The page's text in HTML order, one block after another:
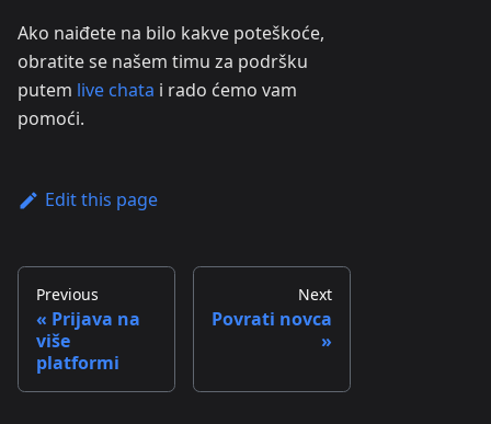
Ako naiđete na bilo kakve poteškoće,
obratite se našem timu za podršku
putem live chata i rado ćemo vam
pomoći.
Edit this page
Previous
Prijava na
više
platformi
Next
Povrati novca